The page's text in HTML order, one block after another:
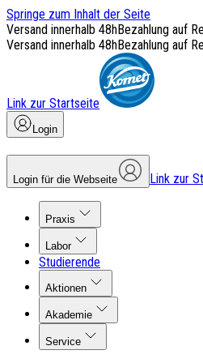
Springe zum Inhalt der Seite
Versand innerhalb 48hBezahlung auf
Versand innerhalb 48hBezahlung auf
Link zur Startseite
Login
Login für die Webseite Link zur
Praxis
Labor
Studierende
Aktionen
Akademie
Service